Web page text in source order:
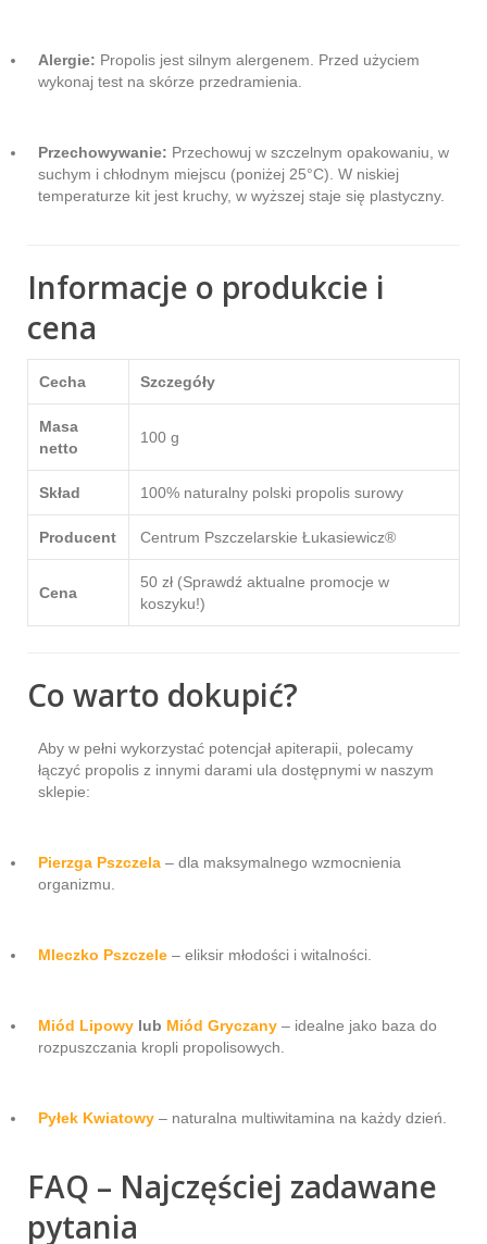
Alergie: Propolis jest silnym alergenem. Przed użyciem
wykonaj test na skórze przedramienia.
Przechowywanie: Przechowuj w szczelnym opakowaniu, w
suchym i chłodnym miejscu (poniżej 25°C). W niskiej
temperaturze kit jest kruchy, w wyższej staje się plastyczny.
Informacje o produkcie i
cena
Cecha Szczegóły
Masa
netto
100 g
Skład 100% naturalny polski propolis surowy
Producent Centrum Pszczelarskie Łukasiewicz®
Cena
50 zł (Sprawdź aktualne promocje w
koszyku!)
Co warto dokupić?
Aby w pełni wykorzystać potencjał apiterapii, polecamy
łączyć propolis z innymi darami ula dostępnymi w naszym
sklepie:
Pierzga Pszczela – dla maksymalnego wzmocnienia
organizmu.
Mleczko Pszczele – eliksir młodości i witalności.
Miód Lipowy lub Miód Gryczany – idealne jako baza do
rozpuszczania kropli propolisowych.
Pyłek Kwiatowy – naturalna multiwitamina na każdy dzień.
FAQ – Najczęściej zadawane
pytania